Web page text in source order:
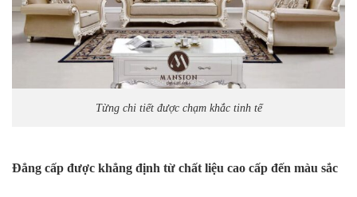
Từng chi tiết được chạm khắc tinh tế
Đẳng cấp được khẳng định từ chất liệu cao cấp đến màu sắc